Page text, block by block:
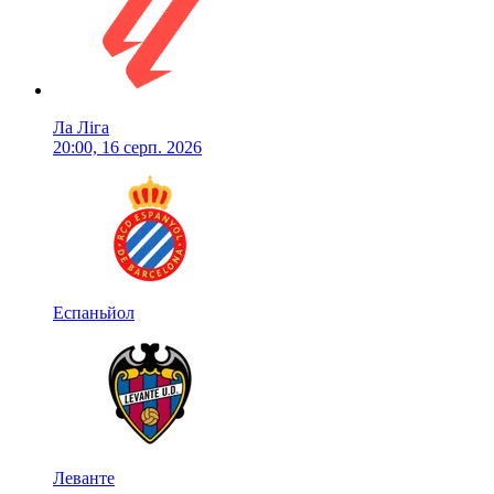
Ла Ліга
20:00, 16 серп. 2026
Еспаньйол
Леванте